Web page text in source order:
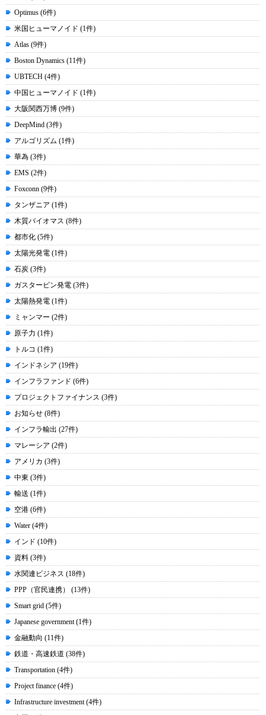
Optimus (6件)
米国ヒューマノイド (1件)
Atlas (9件)
Boston Dynamics (11件)
UBTECH (4件)
中国ヒューマノイド (1件)
大阪関西万博 (9件)
DeepMind (3件)
アルゴリズム (1件)
華為 (3件)
EMS (2件)
Foxconn (9件)
タンザニア (1件)
木質バイオマス (8件)
都市化 (5件)
太陽光発電 (1件)
石炭 (3件)
ガスタービン発電 (3件)
太陽熱発電 (1件)
ミャンマー (2件)
原子力 (1件)
トルコ (1件)
インドネシア (19件)
インフラファンド (6件)
プロジェクトファイナンス (3件)
お知らせ (8件)
インフラ輸出 (27件)
マレーシア (2件)
アメリカ (3件)
中東 (3件)
輸送 (1件)
空港 (6件)
Water (4件)
インド (10件)
資料 (3件)
水関連ビジネス (18件)
PPP（官民連携） (13件)
Smart grid (5件)
Japanese government (1件)
金融動向 (11件)
鉄道・高速鉄道 (38件)
Transportation (4件)
Project finance (4件)
Infrastructure investment (4件)